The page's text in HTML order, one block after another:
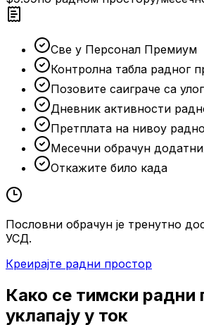
Све у Персонал Премиум
Контролна табла радног
Позовите саиграче са
Дневник активности
Претплата на нивоу
Месечни обрачун
Откажите било када
Пословни обрачун је тренутно
УСД.
Креирајте радни простор
Како се тимски радни
уклапају у ток